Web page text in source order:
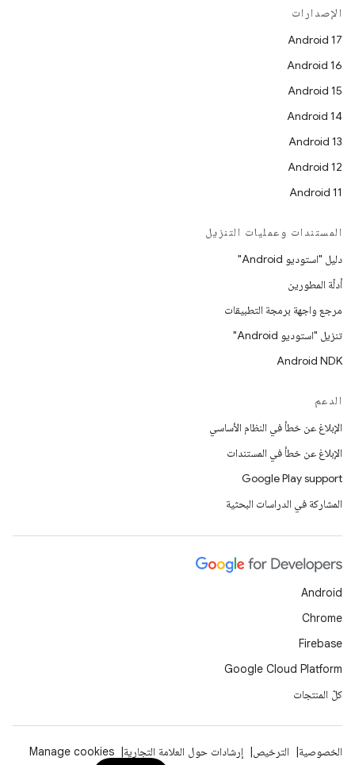
الإصدارات
Android 17
Android 16
Android 15
Android 14
Android 13
Android 12
Android 11
المستندات وعمليات التنزيل
دليل "استوديو Android"
أدلّة المطورين
مرجع واجهة برمجة التطبيقات
تنزيل "استوديو Android"
Android NDK
الدعم
الإبلاغ عن خطأ في النظام الأساسي
الإبلاغ عن خطأ في المستندات
Google Play support
المشاركة في الدراسات البحثية
Android
Chrome
Firebase
Google Cloud Platform
كلّ المنتجات
الخصوصية الترخيص إرشادات حول العلامة التجارية Manage cookies